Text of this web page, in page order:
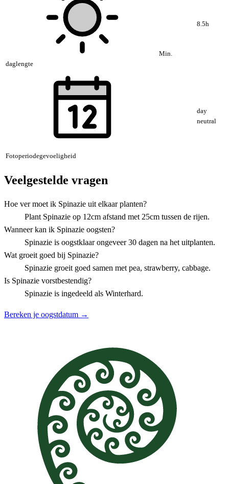
Min.
daglengte
8.5h
Fotoperiodegevoeligheid
day
neutral
Veelgestelde vragen
Hoe ver moet ik Spinazie uit elkaar planten?
Plant Spinazie op 12cm afstand met 25cm tussen de rijen.
Wanneer kan ik Spinazie oogsten?
Spinazie is oogstklaar ongeveer 30 dagen na het uitplanten.
Wat groeit goed bij Spinazie?
Spinazie groeit goed samen met pea, strawberry, cabbage.
Is Spinazie vorstbestendig?
Spinazie is ingedeeld als Winterhard.
Bereken je oogstdatum →